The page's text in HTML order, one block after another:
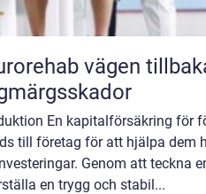
tillbaka efter hjärn- och
En kapitalförsäkring för
till företag för att hjälpa dem
Genom att teckna
en trygg och stabil...